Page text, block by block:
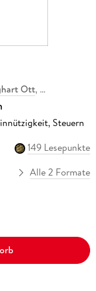
Ott,
Steuern
149 Lesepunkte
Alle 2 Formate